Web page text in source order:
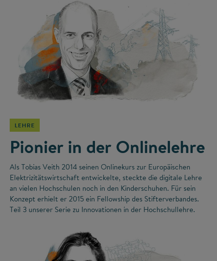
©
LEHRE
Pionier in der Onlinelehre
Als Tobias Veith 2014 seinen Onlinekurs zur Europäischen
Elektrizitätswirtschaft entwickelte, steckte die digitale Lehre
an vielen Hochschulen noch in den Kinderschuhen. Für sein
Konzept erhielt er 2015 ein Fellowship des Stifterverbandes.
Teil 3 unserer Serie zu Innovationen in der Hochschullehre.